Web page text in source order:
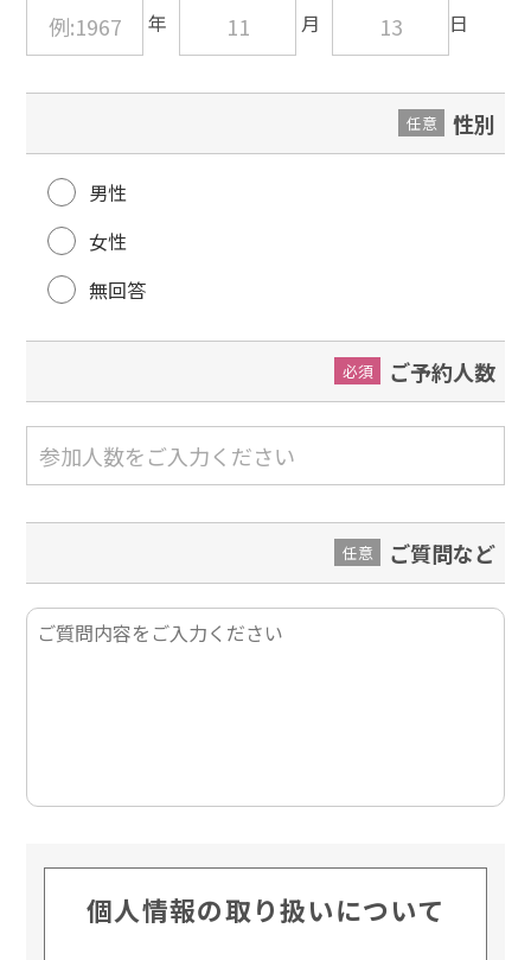
性別
任意
男性
女性
無回答
ご予約人数
必須
ご質問など
任意
個人情報の取り扱いについて